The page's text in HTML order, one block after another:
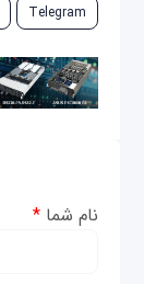
Telegram
نام شما*